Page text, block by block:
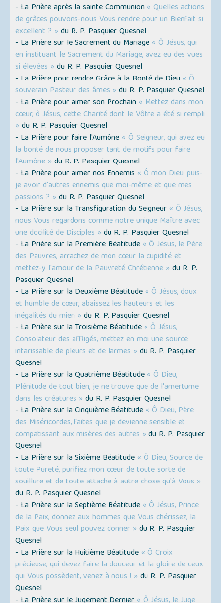
- La Prière après la sainte Communion « Quelles actions
de grâces pouvons-nous Vous rendre pour un Bienfait si
excellent ? » du R. P. Pasquier Quesnel
- La Prière sur le Sacrement du Mariage « Ô Jésus, qui
en instituant le Sacrement du Mariage, avez eu des vues
si élevées » du R. P. Pasquier Quesnel
- La Prière pour rendre Grâce à la Bonté de Dieu « Ô
souverain Pasteur des âmes » du R. P. Pasquier Quesnel
- La Prière pour aimer son Prochain « Mettez dans mon
cœur, ô Jésus, cette Charité dont le Vôtre a été si rempli
» du R. P. Pasquier Quesnel
- La Prière pour faire l'Aumône « Ô Seigneur, qui avez eu
la bonté de nous proposer tant de motifs pour faire
l'Aumône » du R. P. Pasquier Quesnel
- La Prière pour aimer nos Ennemis « Ô mon Dieu, puis-
je avoir d'autres ennemis que moi-même et que mes
passions ? » du R. P. Pasquier Quesnel
- La Prière sur la Transfiguration du Seigneur « Ô Jésus,
nous Vous regardons comme notre unique Maître avec
une docilité de Disciples » du R. P. Pasquier Quesnel
- La Prière sur la Première Béatitude « Ô Jésus, le Père
des Pauvres, arrachez de mon cœur la cupidité et
mettez-y l'amour de la Pauvreté Chrétienne » du R. P.
Pasquier Quesnel
- La Prière sur la Deuxième Béatitude « Ô Jésus, doux
et humble de cœur, abaissez les hauteurs et les
inégalités du mien » du R. P. Pasquier Quesnel
- La Prière sur la Troisième Béatitude « Ô Jésus,
Consolateur des affligés, mettez en moi une source
intarissable de pleurs et de larmes » du R. P. Pasquier
Quesnel
- La Prière sur la Quatrième Béatitude « Ô Dieu,
Plénitude de tout bien, je ne trouve que de l'amertume
dans les créatures » du R. P. Pasquier Quesnel
- La Prière sur la Cinquième Béatitude « Ô Dieu, Père
des Miséricordes, faites que je devienne sensible et
compatissant aux misères des autres » du R. P. Pasquier
Quesnel
- La Prière sur la Sixième Béatitude « Ô Dieu, Source de
toute Pureté, purifiez mon cœur de toute sorte de
souillure et de toute attache à autre chose qu'à Vous »
du R. P. Pasquier Quesnel
- La Prière sur la Septième Béatitude « Ô Jésus, Prince
de la Paix, donnez aux hommes que Vous chérissez, la
Paix que Vous seul pouvez donner » du R. P. Pasquier
Quesnel
- La Prière sur la Huitième Béatitude « Ô Croix
précieuse, qui devez faire la douceur et la gloire de ceux
qui Vous possèdent, venez à nous ! » du R. P. Pasquier
Quesnel